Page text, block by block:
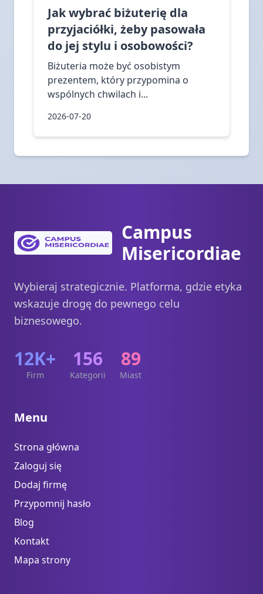
Jak wybrać biżuterię dla
przyjaciółki, żeby pasowała
do jej stylu i osobowości?
Biżuteria może być osobistym
prezentem, który przypomina o
wspólnych chwilach i...
2026-07-20
Campus
Misericordiae
Wybieraj strategicznie. Platforma, gdzie etyka
wskazuje drogę do pewnego celu
biznesowego.
12K+
Firm
156
Kategorii
89
Miast
Menu
Strona główna
Zaloguj się
Dodaj firmę
Przypomnij hasło
Blog
Kontakt
Mapa strony